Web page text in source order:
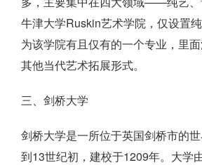
牛津大学Ruskin艺术学院，仅设置
为该学院有且仅有的一个专业，里
其他当代艺术拓展形式。
三、剑桥大学
剑桥大学是一所位于英国剑桥市的
到13世纪初，建校于1209年。大学